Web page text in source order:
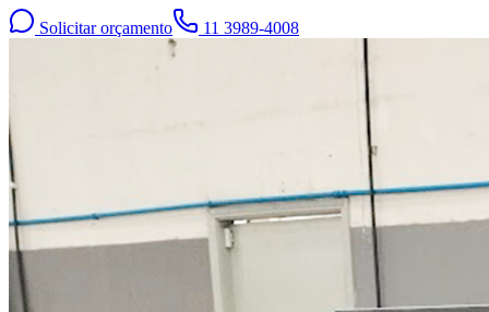
Solicitar orçamento 11 3989-4008